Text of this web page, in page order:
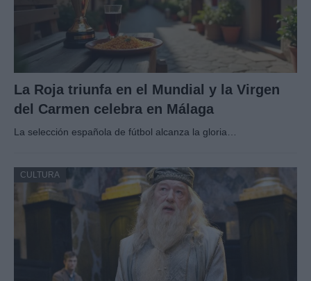
La Roja triunfa en el Mundial y la Virgen
del Carmen celebra en Málaga
La selección española de fútbol alcanza la gloria…
CULTURA